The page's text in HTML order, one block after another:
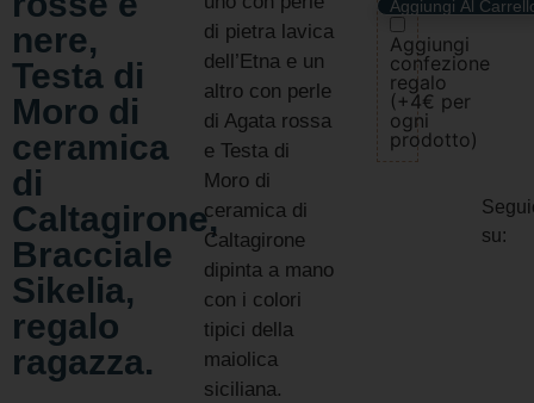
nere,
Testa di
Moro di
ceramica
di
Caltagirone,
Bracciale
Sikelia,
regalo
ragazza.
di pietra lavica
dell’Etna e un
altro con perle
di Agata rossa
e Testa di
Moro di
ceramica di
Caltagirone
dipinta a mano
con i colori
tipici della
maiolica
siciliana.
Aggiungi Al
Aggiungi
confezione
regalo
(+4€ per
ogni
prodotto)
su: